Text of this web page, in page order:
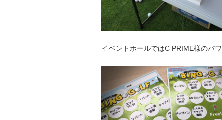
イベントホールではC PRIME様のパ